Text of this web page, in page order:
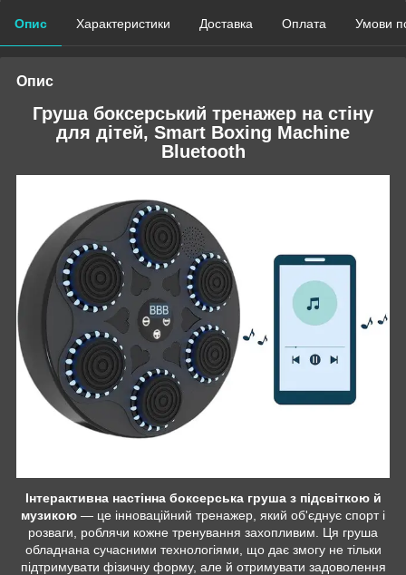
Опис Характеристики Доставка Оплата Умови
Опис
Груша боксерський тренажер на стіну
для дітей, Smart Boxing Machine
Bluetooth
Інтерактивна настінна боксерська груша з підсвіткою й
музикою — це інноваційний тренажер, який об'єднує спорт і
розваги, роблячи кожне тренування захопливим. Ця груша
обладнана сучасними технологіями, що дає змогу не тільки
підтримувати фізичну форму, але й отримувати задоволення